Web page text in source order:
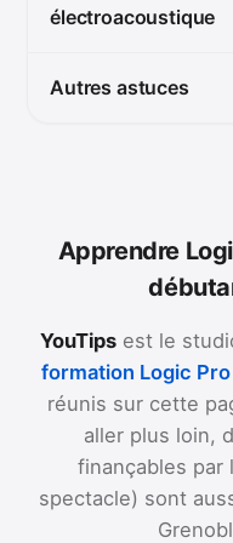
électroacoustique
Autres astuces
Apprendre
YouTips est le
formation Logic Pro
réunis sur cette
aller plus loin,
finançables par
spectacle) sont